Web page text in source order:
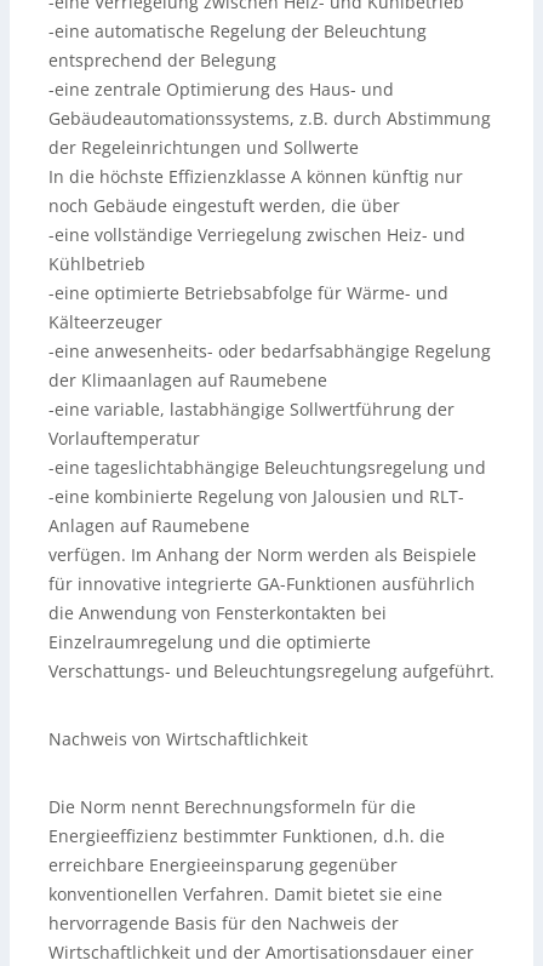
-eine automatische Regelung der Beleuchtung
entsprechend der Belegung
-eine zentrale Optimierung des Haus- und
Gebäudeautomationssystems, z.B. durch Abstimmung
der Regeleinrichtungen und Sollwerte
In die höchste Effizienzklasse A können künftig nur
noch Gebäude eingestuft werden, die über
-eine vollständige Verriegelung zwischen Heiz- und
Kühlbetrieb
-eine optimierte Betriebsabfolge für Wärme- und
Kälteerzeuger
-eine anwesenheits- oder bedarfsabhängige Regelung
der Klimaanlagen auf Raumebene
-eine variable, lastabhängige Sollwertführung der
Vorlauftemperatur
-eine tageslichtabhängige Beleuchtungsregelung und
-eine kombinierte Regelung von Jalousien und RLT-
Anlagen auf Raumebene
verfügen. Im Anhang der Norm werden als Beispiele
für innovative integrierte GA-Funktionen ausführlich
die Anwendung von Fensterkontakten bei
Einzelraumregelung und die optimierte
Verschattungs- und Beleuchtungsregelung aufgeführt.
Nachweis von Wirtschaftlichkeit
Die Norm nennt Berechnungsformeln für die
Energieeffizienz bestimmter Funktionen, d.h. die
erreichbare Energieeinsparung gegenüber
konventionellen Verfahren. Damit bietet sie eine
hervorragende Basis für den Nachweis der
Wirtschaftlichkeit und der Amortisationsdauer einer